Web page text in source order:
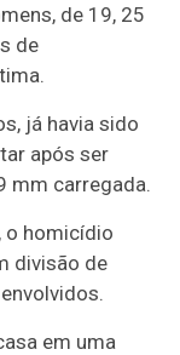
de 19, 25
de
já havia sido
após ser
mm carregada.
o homicídio
divisão de
em uma